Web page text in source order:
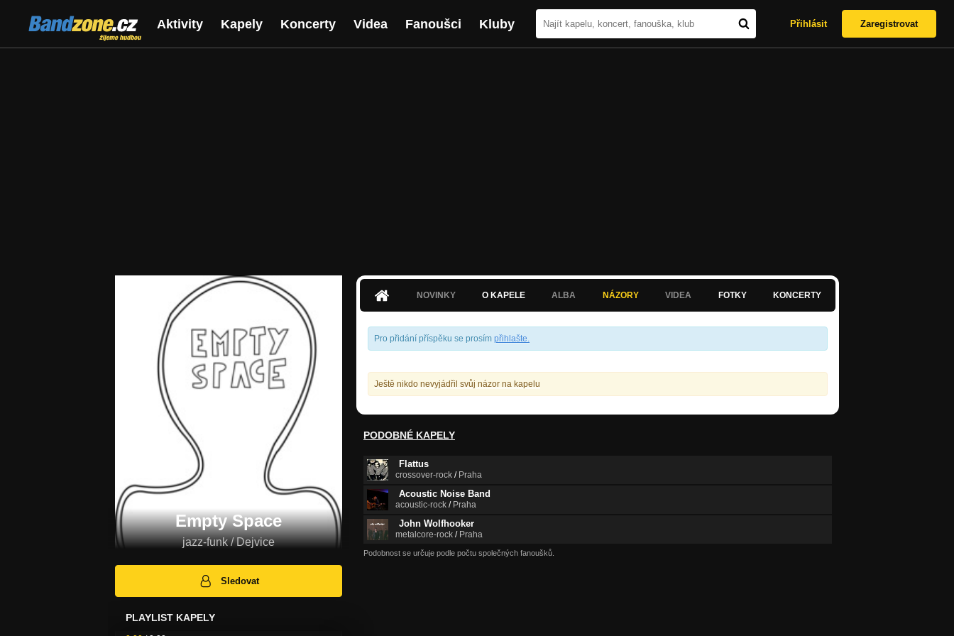
Bandzone.cz
žijeme hudbou
Aktivity Kapely Koncerty Videa Fanoušci Kluby Přihlásit Zaregistrovat
Empty Space
jazz-funk / Dejvice
Sledovat
PLAYLIST KAPELY
NOVINKY O KAPELE ALBA NÁZORY VIDEA FOTKY KONCERTY
Pro přidání příspěku se prosím přihlašte.
Ještě nikdo nevyjádřil svůj názor na kapelu
PODOBNÉ KAPELY
Flattus
crossover-rock / Praha
Acoustic Noise Band
acoustic-rock / Praha
John Wolfhooker
metalcore-rock / Praha
Podobnost se určuje podle počtu společných fanoušků.